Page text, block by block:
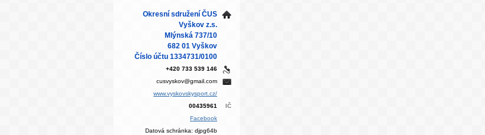
Okresní sdružení ČUS
Vyškov z.s.
Mlýnská 737/10
682 01 Vyškov
Číslo účtu 1334731/0100
+420 733 539 146
cusvyskov@gmail.com
www.vyskovskysport.cz/
IČ
00435961
Facebook
Datová schránka: djpg64b